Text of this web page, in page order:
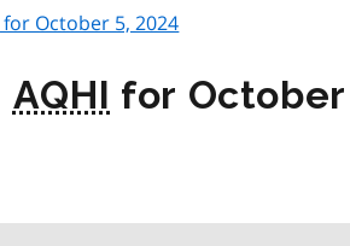
for October 5, 2024
AQHI for